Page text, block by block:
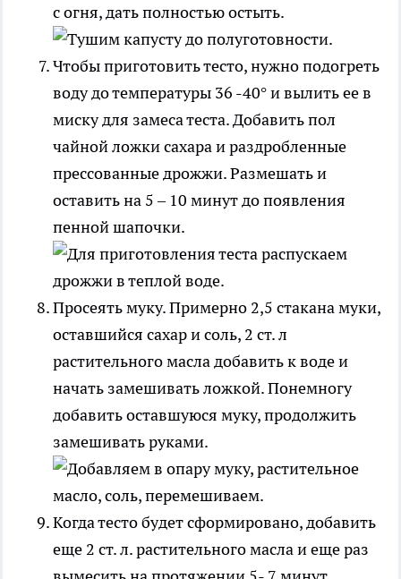
с огня, дать полностью остыть.
Чтобы приготовить тесто, нужно подогреть
воду до температуры 36 -40° и вылить ее в
миску для замеса теста. Добавить пол
чайной ложки сахара и раздробленные
прессованные дрожжи. Размешать и
оставить на 5 – 10 минут до появления
пенной шапочки.
Просеять муку. Примерно 2,5 стакана муки,
оставшийся сахар и соль, 2 ст. л
растительного масла добавить к воде и
начать замешивать ложкой. Понемногу
добавить оставшуюся муку, продолжить
замешивать руками.
Когда тесто будет сформировано, добавить
еще 2 ст. л. растительного масла и еще раз